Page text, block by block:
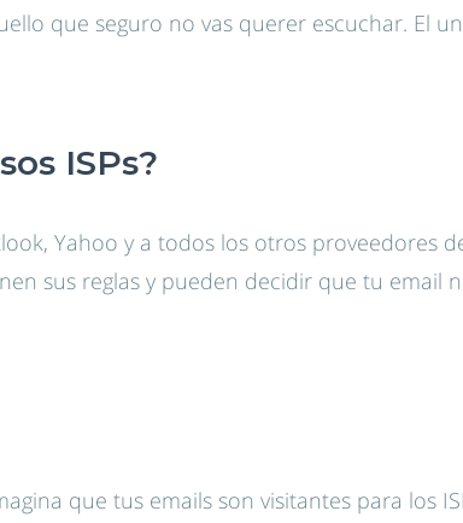
que seguro no vas querer escuchar. El
ISPs?
Yahoo y a todos los otros proveedores
sus reglas y pueden decidir que tu email
que tus emails son visitantes para los